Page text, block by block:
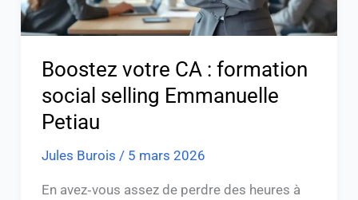
Boostez votre CA : formation
social selling Emmanuelle
Petiau
Jules Burois / 5 mars 2026
En avez‑vous assez de perdre des heures à
Petiau